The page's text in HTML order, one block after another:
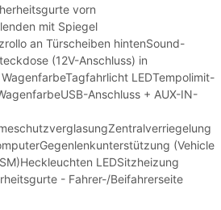
vorn
mit Spiegel
an Türscheiben hintenSound-
(12V-Anschluss) in
LEDTempolimit-
Anschluss + AUX-IN-
(Vehicle
LEDSitzheizung
- Fahrer-/Beifahrerseite